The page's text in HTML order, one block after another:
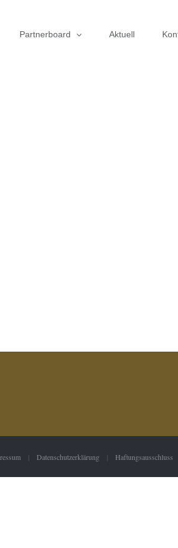
Partnerboard Aktuell
| Datenschutzerklärung | Haftungsausschluss